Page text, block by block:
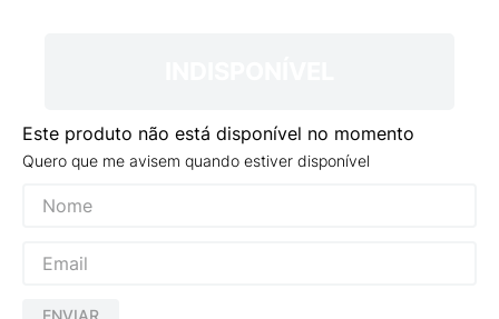
Este produto não está disponível no momento
Quero que me avisem quando estiver disponível